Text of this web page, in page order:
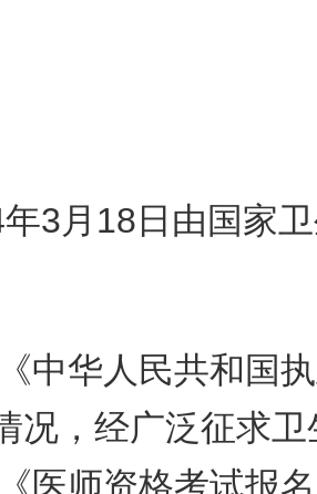
3月18日由国家
中华人民共和国
，经广泛征求卫
医师资格考试报名